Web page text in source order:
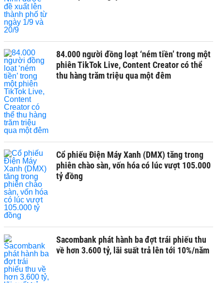
84.000 người đồng loạt ‘ném tiền’ trong một
phiên TikTok Live, Content Creator có thể
thu hàng trăm triệu qua một đêm
Cổ phiếu Điện Máy Xanh (DMX) tăng trong
phiên chào sàn, vốn hóa có lúc vượt 105.000
tỷ đồng
Sacombank phát hành ba đợt trái phiếu thu
về hơn 3.600 tỷ, lãi suất trả lên tới 10%/năm